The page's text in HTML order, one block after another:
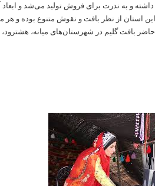
و به ندرت برای فروش تولید می‌شد و ابعاد
استان از نظر بافت و نقوش متنوع بوده و هر
بافت گلیم در شهرستان‌های میانه،